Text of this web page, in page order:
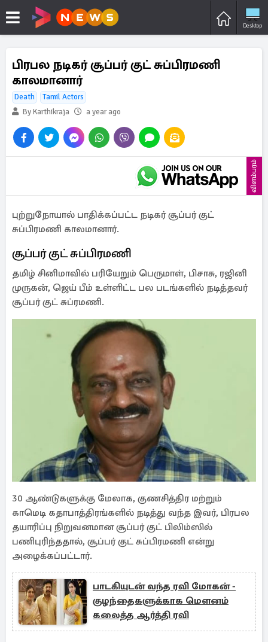
Desktop
பிரபல நடிகர் சூப்பர் குட் சுப்பிரமணி
காலமானார்
Death
Tamil Actors
By Karthikraja
a year ago
விளம்பரம்
புற்றுநோயால் பாதிக்கப்பட்ட நடிகர் சூப்பர் குட்
சுப்பிரமணி காலமானார்.
சூப்பர் குட் சுப்பிரமணி
தமிழ் சினிமாவில் பரியேறும் பெருமாள், பிசாசு, ரஜினி
முருகன், ஜெய் பீம் உள்ளிட்ட பல படங்களில் நடித்தவர்
சூப்பர் குட் சுப்ரமணி.
30 ஆண்டுகளுக்கு மேலாக, குணசித்திர மற்றும்
காமெடி கதாபாத்திரங்களில் நடித்து வந்த இவர், பிரபல
தயாரிப்பு நிறுவனமான சூப்பர் குட் பிலிம்ஸில்
பணிபுரிந்ததால், சூப்பர் குட் சுப்பிரமணி என்று
அழைக்கப்பட்டார்.
பாடகியுடன் வந்த ரவி மோகன் -
குழந்தைகளுக்காக மௌனம்
கலைத்த ஆர்த்தி ரவி